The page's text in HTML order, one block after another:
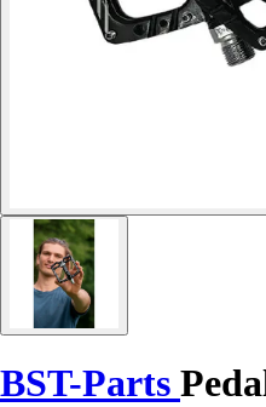
BST-Parts